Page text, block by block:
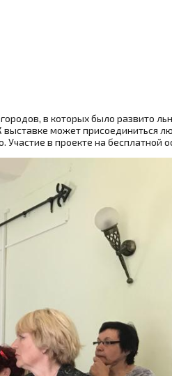
в которых было развито
может присоединиться
в проекте на бесплатной